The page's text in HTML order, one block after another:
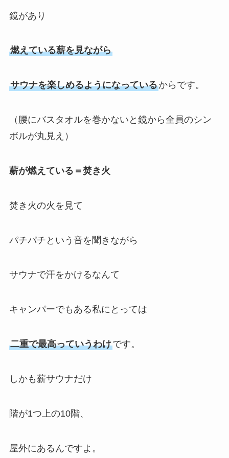
鏡があり
燃えている薪を見ながら
サウナを楽しめるようになっているからです。
（腰にバスタオルを巻かないと鏡から全員のシン
ボルが丸見え）
薪が燃えている＝焚き火
焚き火の火を見て
パチパチという音を聞きながら
サウナで汗をかけるなんて
キャンパーでもある私にとっては
二重で最高っていうわけです。
しかも薪サウナだけ
階が1つ上の10階、
屋外にあるんですよ。